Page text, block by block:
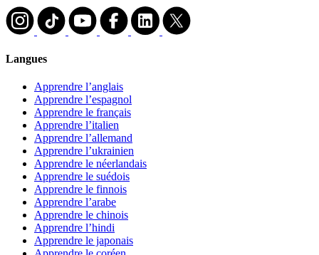
Langues
Apprendre l’anglais
Apprendre l’espagnol
Apprendre le français
Apprendre l’italien
Apprendre l’allemand
Apprendre l’ukrainien
Apprendre le néerlandais
Apprendre le suédois
Apprendre le finnois
Apprendre l’arabe
Apprendre le chinois
Apprendre l’hindi
Apprendre le japonais